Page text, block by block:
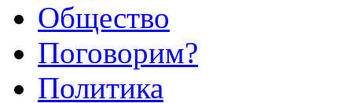
Общество
Поговорим?
Политика